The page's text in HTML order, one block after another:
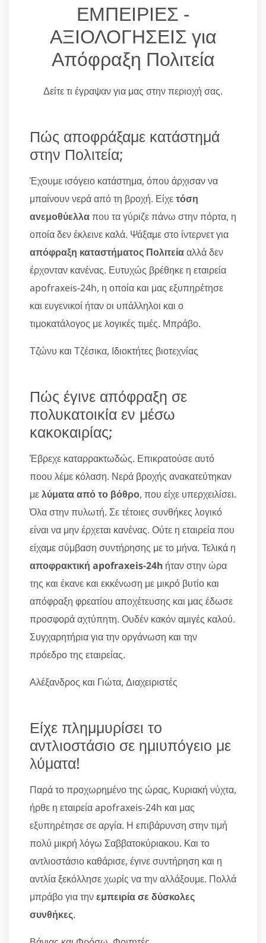
ΕΜΠΕΙΡΙΕΣ -
ΑΞΙΟΛΟΓΗΣΕΙΣ για
Απόφραξη Πολιτεία
Δείτε τι έγραψαν για μας στην περιοχή σας.
Πώς αποφράξαμε κατάστημά
στην Πολιτεία;
Έχουμε ισόγειο κατάστημα, όπου άρχισαν να
μπαίνουν νερά από τη βροχή. Είχετόση
ανεμοθύελλαπου τα γύριζε πάνω στην πόρτα, η
οποία δεν έκλεινε καλά. Ψάξαμε στο ίντερνετ για
απόφραξη καταστήματος Πολιτείααλλά δεν
έρχονταν κανένας. Ευτυχώς βρέθηκε η εταιρεία
apofraxeis-24h, η οποία και μας εξυπηρέτησε
και ευγενικοί ήταν οι υπάλληλοι και ο
τιμοκατάλογος με λογικές τιμές. Μπράβο.
Τζώνυ και Τζέσικα, Ιδιοκτήτες βιοτεχνίας
Πώς έγινε απόφραξη σε
πολυκατοικία εν μέσω
κακοκαιρίας;
Έβρεχε καταρρακτωδώς. Επικρατούσε αυτό
ποου λέμε κόλαση. Νερά βροχής ανακατεύτηκαν
μελύματα από το βόθρο, που είχε υπερχειλίσει.
Όλα στην πυλωτή. Σε τέτοιες συνθήκες λογικό
είναι να μην έρχεται κανένας. Ούτε η εταιρεία που
είχαμε σύμβαση συντήρησης με το μήνα. Τελικά η
αποφρακτική apofraxeis-24h ήταν στην ώρα
της και έκανε και εκκένωση με μικρό βυτίο και
απόφραξη φρεατίου αποχέτευσης και μας έδωσε
προσφορά αχτύπητη. Ουδέν κακόν αμιγές καλού.
Συγχαρητήρια για την οργάνωση και την
πρόεδρο της εταιρείας.
Αλέξανδρος και Γιώτα, Διαχειριστές
Είχε πλημμυρίσει το
αντλιοστάσιο σε ημιυπόγειο με
λύματα!
Παρά το προχωρημένο της ώρας, Κυριακή νύχτα,
ήρθε η εταιρεία apofraxeis-24h και μας
εξυπηρέτησε σε αργία. Η επιβάρυνση στην τιμή
πολύ μικρή λόγω Σαββατοκύριακου. Και το
αντλιοστάσιο καθάρισε, έγινε συντήρηση και η
αντλία ξεκόλλησε χωρίς να την αλλάξουμε. Πολλά
μπράβο για τηνεμπειρία σε δύσκολες
συνθήκες.